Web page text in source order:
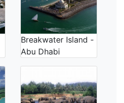
Breakwater Island -
Abu Dhabi